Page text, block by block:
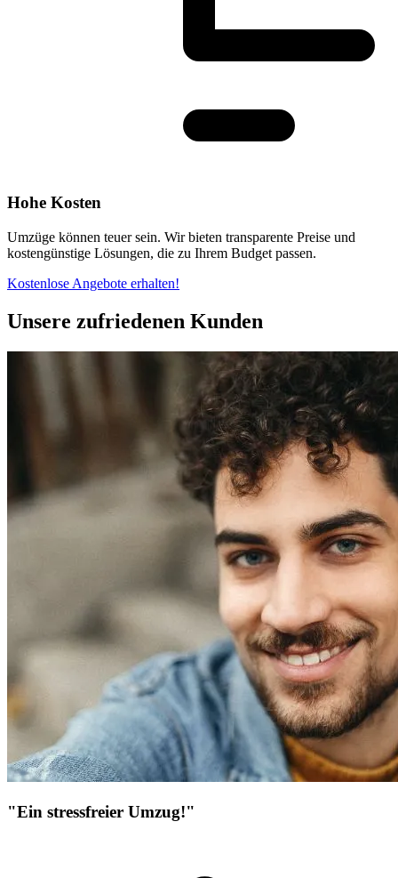
Hohe Kosten
Umzüge können teuer sein. Wir bieten transparente Preise und
kostengünstige Lösungen, die zu Ihrem Budget passen.
Kostenlose Angebote erhalten!
Unsere zufriedenen Kunden
"Ein stressfreier Umzug!"